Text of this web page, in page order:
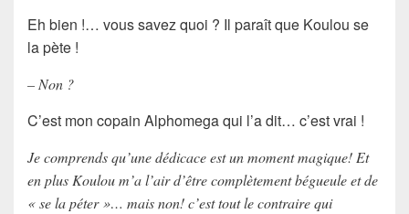
Eh bien !… vous savez quoi ? Il paraît que Koulou se
la pète !
– Non ?
C’est mon copain Alphomega qui l’a dit… c’est vrai !
Je comprends qu’une dédicace est un moment magique! Et
en plus Koulou m’a l’air d’être complètement bégueule et de
« se la péter »… mais non! c’est tout le contraire qui